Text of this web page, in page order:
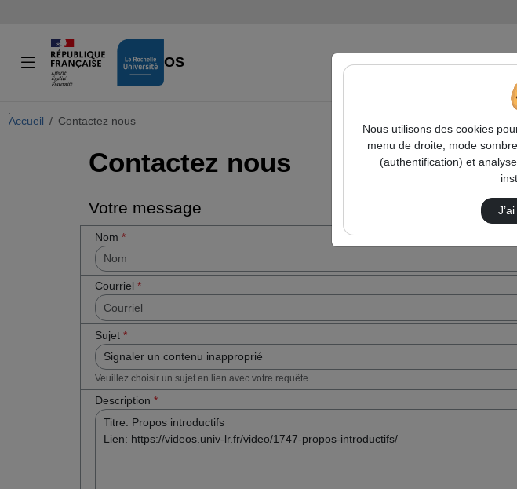
VIDÉOS
Accueil Contactez nous
Contactez nous
Votre message
Nom *
Courriel *
Sujet *
Veuillez choisir un sujet en lien avec votre requête
Description *
Cocher
Nous utilisons des cookies
menu de droite, mode
(authentification) et